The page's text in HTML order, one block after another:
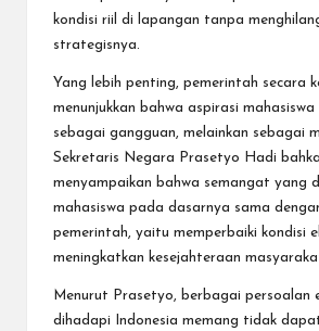
kondisi riil di lapangan tanpa
strategisnya.
Yang lebih penting, pemerintah secara
menunjukkan bahwa aspirasi
sebagai gangguan, melainkan sebagai
Sekretaris Negara Prasetyo Hadi
menyampaikan bahwa semangat yang
mahasiswa pada dasarnya sama
pemerintah, yaitu memperbaiki kondisi
meningkatkan kesejahteraan
Menurut Prasetyo, berbagai persoalan
dihadapi Indonesia memang tidak